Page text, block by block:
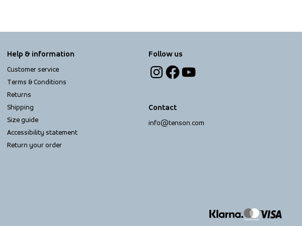
Help & information
Customer service
Terms & Conditions
Returns
Shipping
Size guide
Accessibility statement
Return your order
Follow us
Contact
info@tenson.com